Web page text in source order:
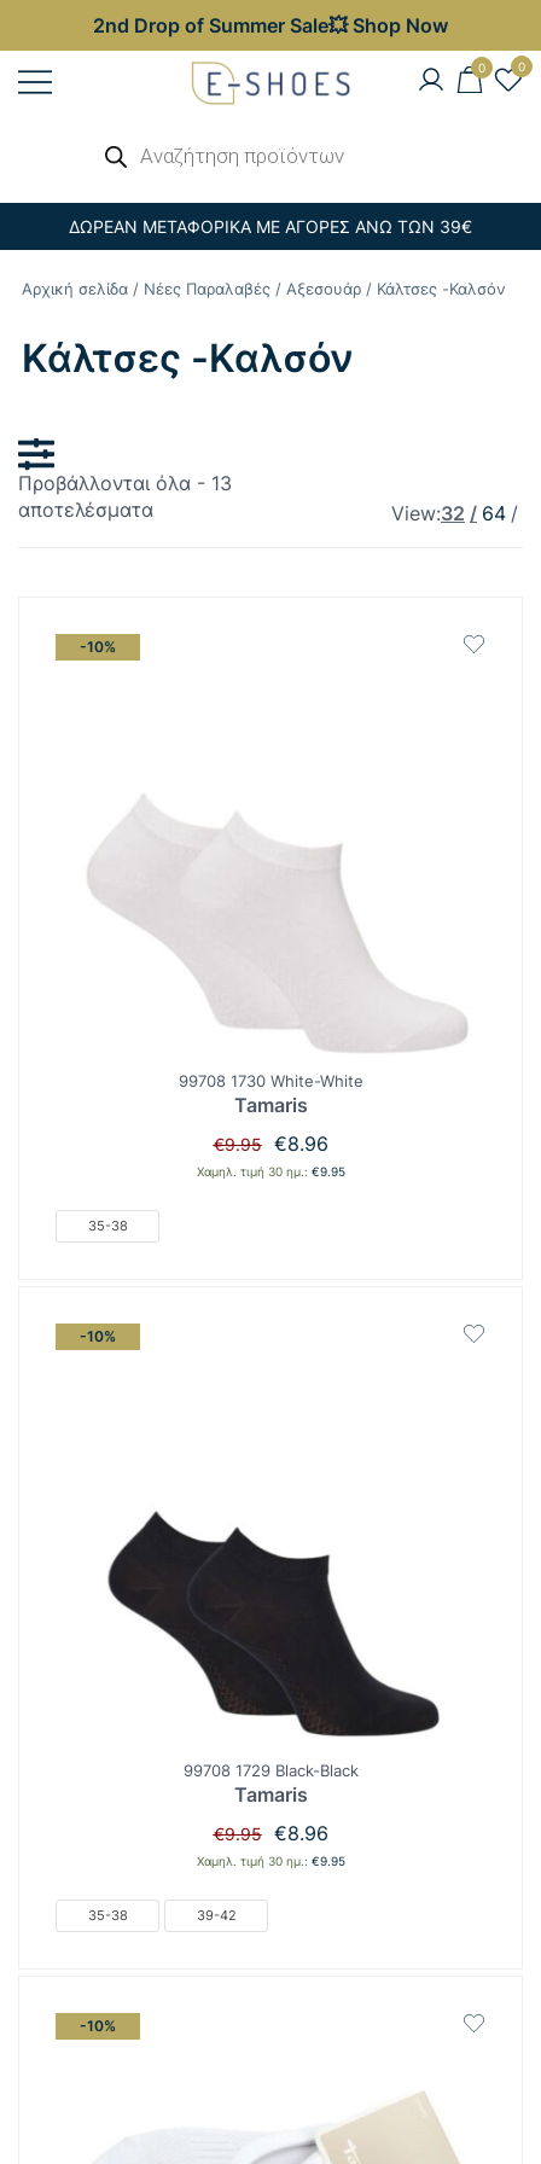
2nd Drop of Summer Sale💥 Shop Now
Παπούτσια – Επώνυμες Τσάντες στις
0 0
προϊόντων
ΔΩΡΕΑΝ ΜΕΤΑΦΟΡΙΚΑ ΜΕ ΑΓΟΡΕΣ ΑΝΩ ΤΩΝ 39€
Αρχική σελίδα / Νέες Παραλαβές / Αξεσουάρ / Κάλτσες -Καλσόν
Κάλτσες -Καλσόν
Προβάλλονται όλα - 13
αποτελέσματαSorted
View:32 64
-10%
99708 1730 White-White
Tamaris
€9.95
Original
price
€8.96Η
τρέχουσα
Χαμηλ. τιμή 30 ημ.: €9.95
35-38
-10%
99708 1729 Black-Black
Tamaris
€9.95
Original
price
€8.96Η
τρέχουσα
Χαμηλ. τιμή 30 ημ.: €9.95
35-38 39-42
-10%